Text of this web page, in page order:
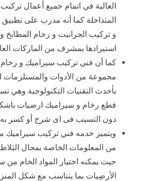
العالية في اتمام جميع أعمال تركيب
المتداخلة كما أنه مدرب على تطبيق
و تركيب الجرانيت و رخام المطابخ
استيرادها بمشرف من الماركات
كما أن فني تركيب سيراميك و
مجموعة من الأدوات والمستلزمات
بأحدث التقنيات التكنولوجية
قطع رخام و سيراميك ارضيات
دون التسبب فى اى شرخ أو كسر
ويتميز خدمه فني تركيب سيراميك
من المعلومات الخاصة بمجال
حيث يمكنه اختيار المواد الخام من
الأرضِيات بما يتناسب مع شكل